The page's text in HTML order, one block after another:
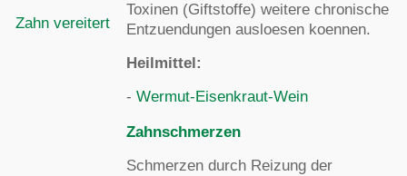
Zahn vereitert
Toxinen (Giftstoffe) weitere chronische
Entzuendungen ausloesen koennen.
Heilmittel:
- Wermut-Eisenkraut-Wein
Zahnschmerzen
Schmerzen durch Reizung der